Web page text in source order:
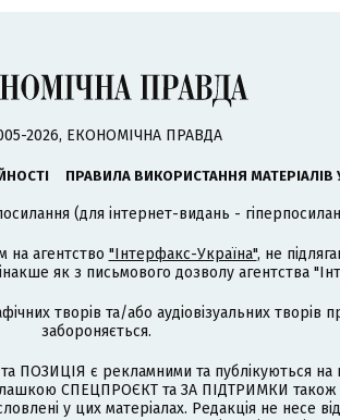
2026, ЕКОНОМІЧНА ПРАВДА
ПРАВИЛА ВИКОРИСТАННЯ МАТЕРІАЛІВ
(для інтернет-видань -
на агентство "Інтерфакс-Україна", не
як з письмового дозволу агентства
творів та/або аудіовізуальних
забороняється.
ПОЗИЦІЯ є рекламними та публікуються на
СПЕЦПРОЄКТ та ЗА ПІДТРИМКИ
у цих матеріалах. Редакція не несе